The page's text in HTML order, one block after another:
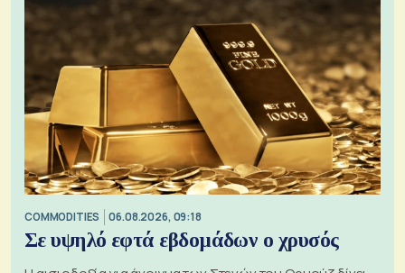
COMMODITIES 06.08.2026, 09:18
Σε υψηλό εφτά εβδομάδων ο χρυσός